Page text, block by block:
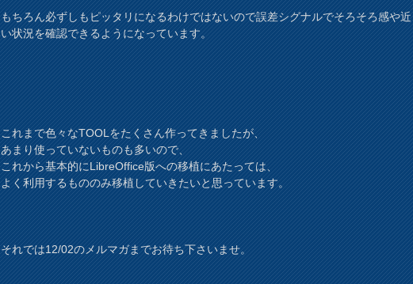
もちろん必ずしもピッタリになるわけではないので誤差シグナルでそろそろ感や近
い状況を確認できるようになっています。
これまで色々なTOOLをたくさん作ってきましたが、
あまり使っていないものも多いので、
これから基本的にLibreOffice版への移植にあたっては、
よく利用するもののみ移植していきたいと思っています。
それでは12/02のメルマガまでお待ち下さいませ。